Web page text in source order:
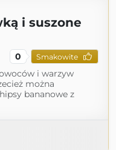
i suszone
0 Smakowite
i warzyw
można
bananowe z